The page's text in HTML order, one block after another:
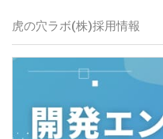
虎の穴ラボ(株)採用情報